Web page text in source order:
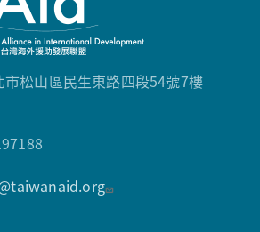
市松山區民生東路四段54號7樓